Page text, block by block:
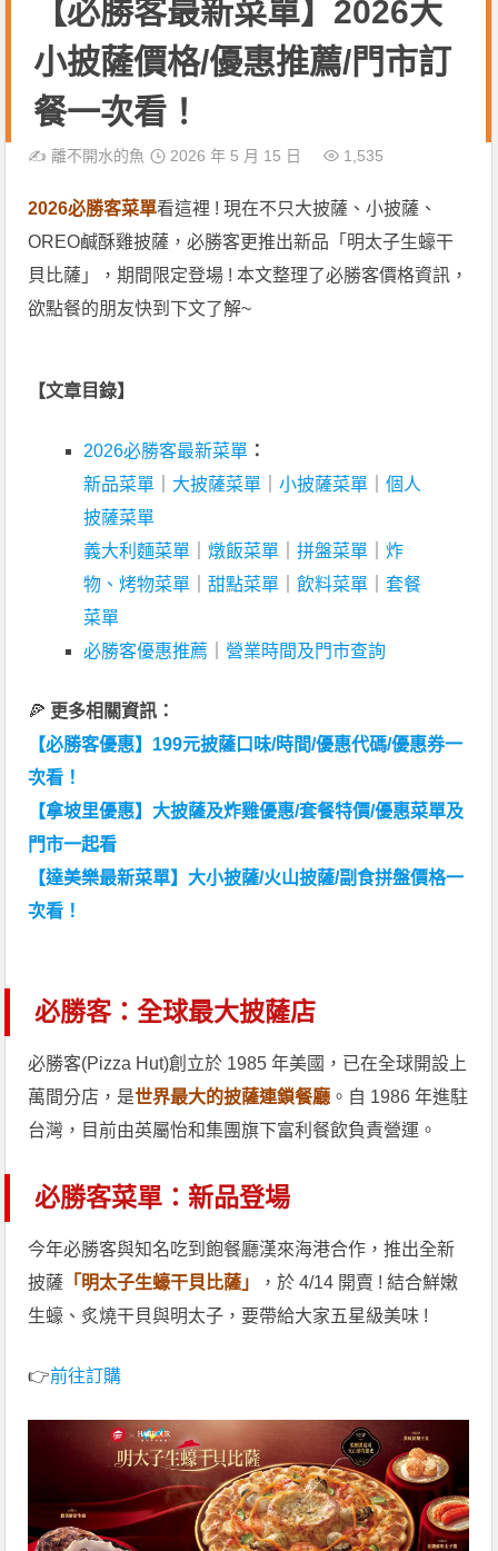
【必勝客最新菜單】2026大
小披薩價格/優惠推薦/門市訂
餐一次看！
✍️離不開水的魚 2026 年 5 月 15 日 1,535
2026必勝客菜單看這裡 ! 現在不只大披薩、小披薩、
OREO鹹酥雞披薩，必勝客更推出新品「明太子生蠔干
貝比薩」，期間限定登場 ! 本文整理了必勝客價格資訊，
欲點餐的朋友快到下文了解~
【文章目錄】
2026必勝客最新菜單 ：
新品菜單
大披薩菜單 ｜小披薩菜單 ｜個人
披薩菜單
義大利麵菜單 ｜燉飯菜單 ｜拼盤菜單 ｜炸
物、烤物菜單 ｜甜點菜單 ｜飲料菜單 ｜套餐
菜單
必勝客優惠推薦
營業時間及門市查詢
🍕 更多相關資訊：
【必勝客優惠】199元披薩口味/時間/優惠代碼/優惠券一
次看！
【拿坡里優惠】大披薩及炸雞優惠/套餐特價/優惠菜單及
門市一起看
【達美樂最新菜單】大小披薩/火山披薩/副食拼盤價格一
次看！
必勝客：全球最大披薩店
必勝客(Pizza Hut)創立於 1985 年美國，已在全球開設上
萬間分店，是世界最大的披薩連鎖餐廳 。自 1986 年進駐
台灣，目前由英屬怡和集團旗下富利餐飲負責營運。
必勝客菜單：新品登場
今年必勝客與知名吃到飽餐廳漢來海港合作，推出全新
披薩 「明太子生蠔干貝比薩」
，於 4/14 開賣 ! 結合鮮嫩
生蠔、炙燒干貝與明太子，要帶給大家五星級美味 !
👉前往訂購